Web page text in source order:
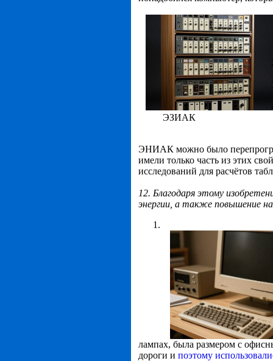
ЭЗИАК
ЭНИАК можно было
имели только часть из этих
исследований для расчётов
12. Благодаря этому
энергии, а также повышение
лампах, была размером с
дороги и поэтому